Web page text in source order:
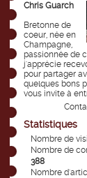
Chris Guarch
Bretonne de
coeur, née en
Champagne,
passionnée de
j'apprécie
pour partager
quelques bons
vous invite à
Statistiques
Nombre de
Nombre de
388
Nombre